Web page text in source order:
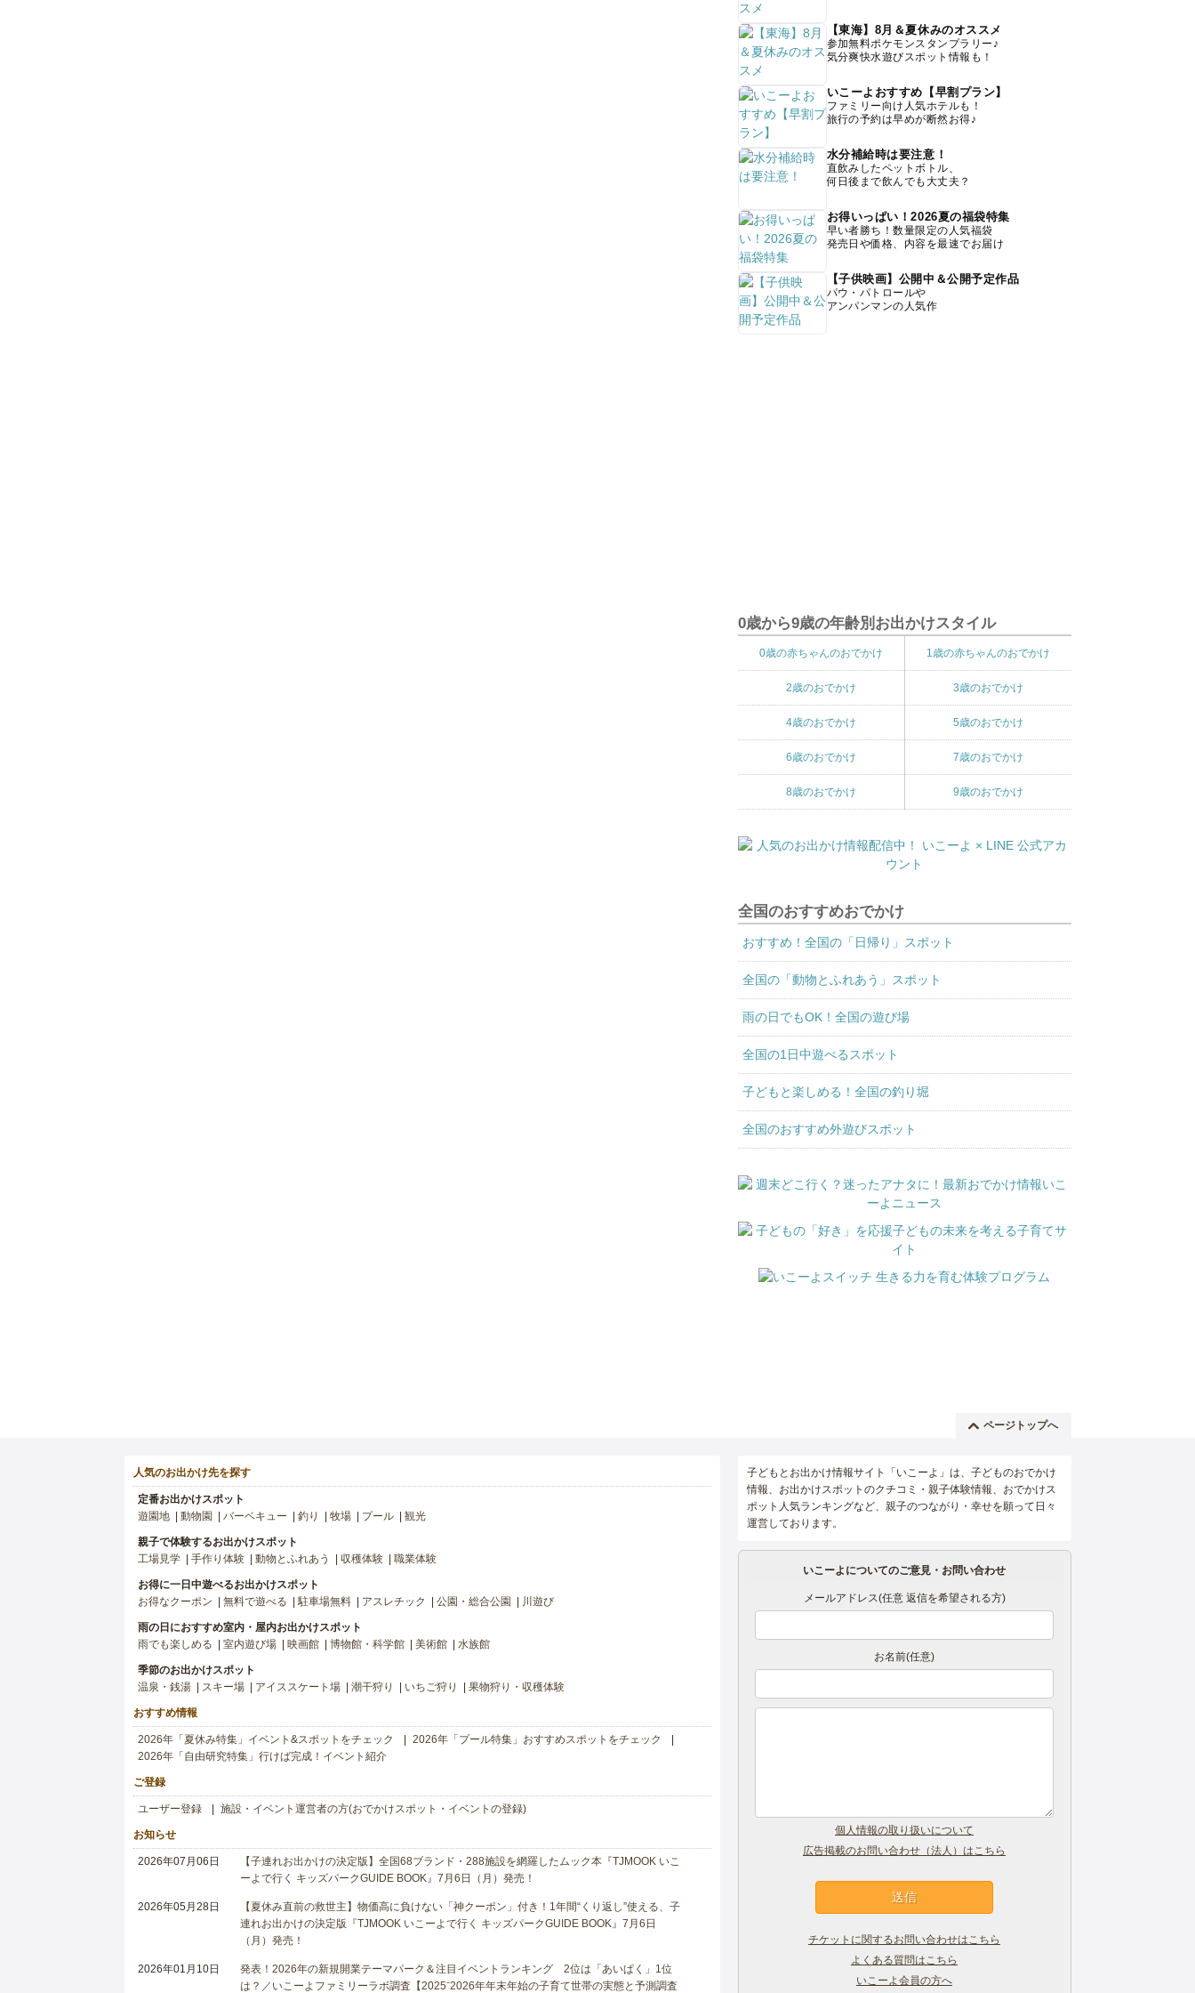
【東海】8月＆夏休みのオススメ
参加無料ポケモンスタンプラリー♪
気分爽快水遊びスポット情報も！
いこーよおすすめ【早割プラン】
ファミリー向け人気ホテルも！
旅行の予約は早めが断然お得♪
水分補給時は要注意！
直飲みしたペットボトル、
何日後まで飲んでも大丈夫？
お得いっぱい！2026夏の福袋特集
早い者勝ち！数量限定の人気福袋
発売日や価格、内容を最速でお届け
【子供映画】公開中＆公開予定作品
パウ・パトロールや
アンパンマンの人気作
0歳から9歳の年齢別お出かけスタイル
0歳の赤ちゃんのおでかけ 1歳の赤ちゃんのおでかけ
2歳のおでかけ 3歳のおでかけ
4歳のおでかけ 5歳のおでかけ
6歳のおでかけ 7歳のおでかけ
8歳のおでかけ 9歳のおでかけ
全国のおすすめおでかけ
おすすめ！全国の「日帰り」スポット
全国の「動物とふれあう」スポット
雨の日でもOK！全国の遊び場
全国の1日中遊べるスポット
子どもと楽しめる！全国の釣り堀
全国のおすすめ外遊びスポット
ページトップへ
人気のお出かけ先を探す
定番お出かけスポット
遊園地
動物園 バーベキュー 釣り 牧場 プール 観光
親子で体験するお出かけスポット
工場見学
手作り体験 動物とふれあう 収穫体験 職業体験
お得に一日中遊べるお出かけスポット
お得なクーポン
無料で遊べる 駐車場無料 アスレチック 公園・総合公園 川遊び
雨の日におすすめ室内・屋内お出かけスポット
雨でも楽しめる
室内遊び場 映画館 博物館・科学館 美術館 水族館
季節のお出かけスポット
温泉・銭湯
スキー場 アイススケート場 潮干狩り いちご狩り 果物狩り・収穫体験
おすすめ情報
2026年「夏休み特集」イベント&スポットをチェック
2026年「プール特集」おすすめスポットをチェック
2026年「自由研究特集」行けば完成！イベント紹介
ご登録
ユーザー登録 施設・イベント運営者の方(おでかけスポット・イベントの登録)
お知らせ
2026年07月06日
【子連れお出かけの決定版】全国68ブランド・288施設を網羅したムック本『TJMOOK いこ
ーよで行く キッズパークGUIDE BOOK』7月6日（月）発売！
2026年05月28日
【夏休み直前の救世主】物価高に負けない「神クーポン」付き！1年間“くり返し”使える、子
連れお出かけの決定版『TJMOOK いこーよで行く キッズパークGUIDE BOOK』7月6日
（月）発売！
2026年01月10日
発表！2026年の新規開業テーマパーク＆注目イベントランキング 2位は「あいぱく」1位
は？／いこーよファミリーラボ調査【2025⁻2026年年末年始の子育て世帯の実態と予測調査
子どもとお出かけ情報サイト「いこーよ」は、子どものおでかけ
情報、お出かけスポットのクチコミ・親子体験情報、おでかけス
ポット人気ランキングなど、親子のつながり・幸せを願って日々
運営しております。
いこーよについてのご意見・お問い合わせ
メールアドレス(任意 返信を希望される方)
お名前(任意)
個人情報の取り扱いについて
広告掲載のお問い合わせ（法人）はこちら
チケットに関するお問い合わせはこちら
よくある質問はこちら
いこーよ会員の方へ